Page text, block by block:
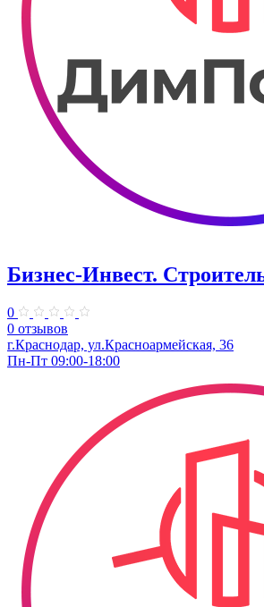
Бизнес-Инвест.
0
0 отзывов
г.Краснодар, ул.Красноармейская, 36
Пн-Пт 09:00-18:00